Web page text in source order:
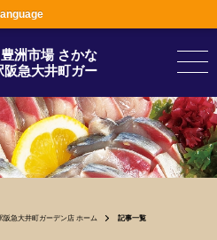
洲市場 さかな
阪急大井町ガー
阪急大井町ガーデン店 ホーム 記事一覧